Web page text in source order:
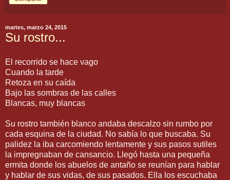
martes, marzo 24, 2015
Su rostro...
El recorrido se hace vago
Cuando la tarde
Retoza en su caída
Bajo las sombras de las calles
Blancas, muy blancas
Su rostro también blanco andaba descalzo sin rumbo por
cada esquina de la ciudad. No sabía lo que buscaba. Su
palidez la iba carcomiendo lentamente y sus pasos sutiles
la impregnaban de cansancio. Llegó hasta una pequeña
ermita donde los abuelos de antaño se reunían para hablar
y hablar de sus vidas, de sus pasados. Ella los escuchaba